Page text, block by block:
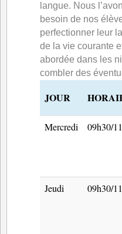
langue. Nous
besoin de nos
perfectionner leur
de la vie courante
abordée dans les
combler des
JOUR
Mercredi 09h30/
Jeudi 09h30/